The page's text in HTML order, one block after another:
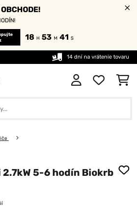
18 H 53 M 41 S
14 dní na vrátenie tovaru
2.7kW 5-6 hodín Biokrb